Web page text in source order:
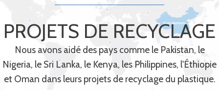
PROJETS DE RECYCLAGE
Nous avons aidé des pays comme le Pakistan, le
Nigeria, le Sri Lanka, le Kenya, les Philippines, l'Éthiopie
et Oman dans leurs projets de recyclage du plastique.